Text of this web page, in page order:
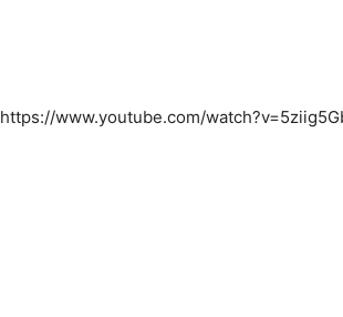
https://www.youtube.com/